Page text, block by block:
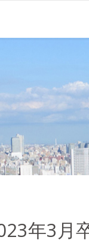
年3